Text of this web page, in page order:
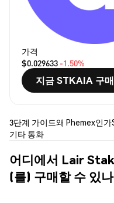
가격
$0.029633 -1.50%
지금 STKAIA 구매
3단계 가이드왜 Phemex인가
기타 통화
어디에서 Lair
(를) 구매할 수 있